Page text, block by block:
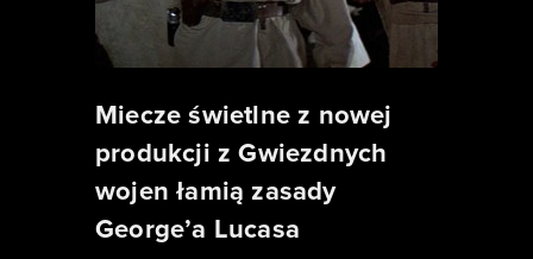
Miecze świetlne z nowej
produkcji z Gwiezdnych
wojen łamią zasady
George’a Lucasa